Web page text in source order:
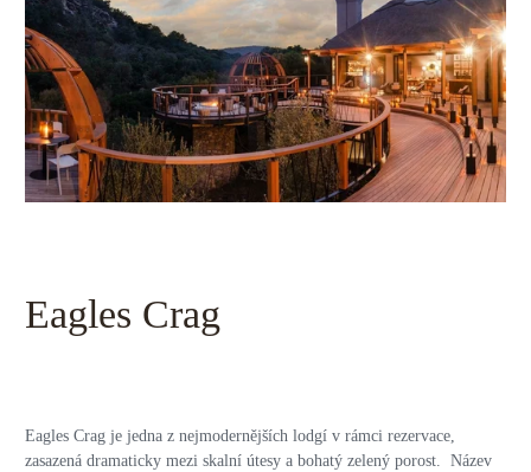
Eagles Crag
Eagles Crag je jedna z nejmodernějších lodgí v rámci rezervace,
zasazená dramaticky mezi skalní útesy a bohatý zelený porost. Název